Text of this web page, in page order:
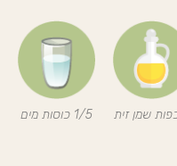
1/5 כוסות מים